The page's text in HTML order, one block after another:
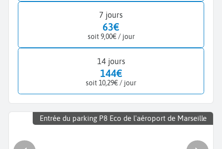
7 jours
63€
soit 9,00€ / jour
14 jours
144€
soit 10,29€ / jour
Entrée du parking P8 Eco de l'aéroport de Marseille